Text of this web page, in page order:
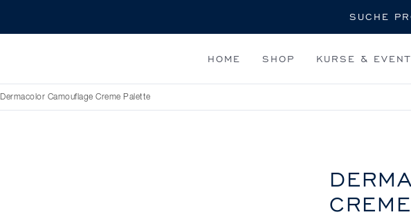
HOME SHOP KURSE &
Dermacolor Camouflage Creme Palette